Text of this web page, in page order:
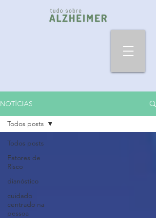
NOTÍCIAS
Todos posts
Fatores de
Risco
dianóstico
cuidado
centrado na
pessoa
Todos posts